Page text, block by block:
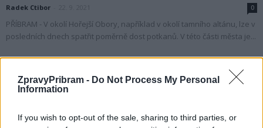
ZpravyPribram - Do Not Process My Personal
Information
If you wish to opt-out of the sale, sharing to third parties, or
Radek Ctibor 0
PŘÍBRAM - V okolí Hořejší Obory, například v okolí tamního altánu, lze v
posledních dnech spatřit poměrně dost potkanů. V této části města je...